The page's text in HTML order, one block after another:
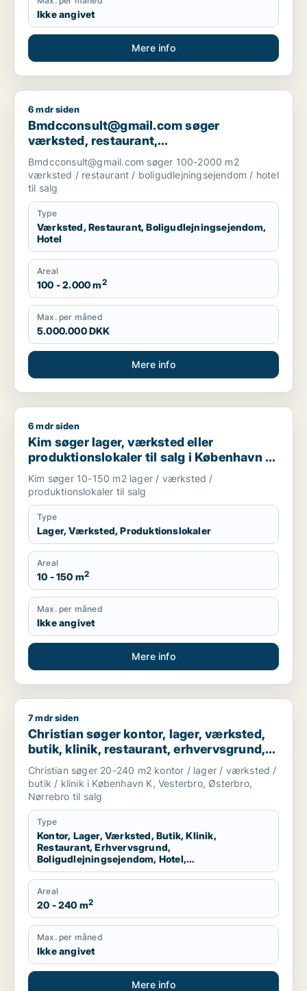
Ikke angivet
Mere info
Bmdcconsult@gmail.com søger værksted, restaurant,
6 mdr siden
Bmdcconsult@gmail.com søger
værksted, restaurant,
boligudlejningsejendom eller hotel til salg
i Storkøbenhavn
Bmdcconsult@gmail.com søger 100-2000 m2
værksted / restaurant / boligudlejningsejendom / hotel
til salg
Type
Værksted, Restaurant, Boligudlejningsejendom,
Hotel
Areal
100 - 2.000 m2
Max. per måned
5.000.000 DKK
Mere info
Kim søger lager, værksted eller produktionslokaler til salg i
6 mdr siden
Kim søger lager, værksted eller
produktionslokaler til salg i København K,
Frederiksberg eller Amager m.fl.
Kim søger 10-150 m2 lager / værksted /
produktionslokaler til salg
Type
Lager, Værksted, Produktionslokaler
Areal
10 - 150 m2
Max. per måned
Ikke angivet
Mere info
Christian søger kontor, lager, værksted, butik, klinik,
7 mdr siden
Christian søger kontor, lager, værksted,
butik, klinik, restaurant, erhvervsgrund,
boligudlejningsejendom, hotel,
produktionslokaler eller garage til salg i
København K, Vesterbro eller Østerbro
m.fl.
Christian søger 20-240 m2 kontor / lager / værksted /
butik / klinik i København K, Vesterbro, Østerbro,
Nørrebro til salg
Type
Kontor, Lager, Værksted, Butik, Klinik,
Restaurant, Erhvervsgrund,
Boligudlejningsejendom, Hotel,
Produktionslokaler, Garage
Areal
20 - 240 m2
Max. per måned
Ikke angivet
Mere info